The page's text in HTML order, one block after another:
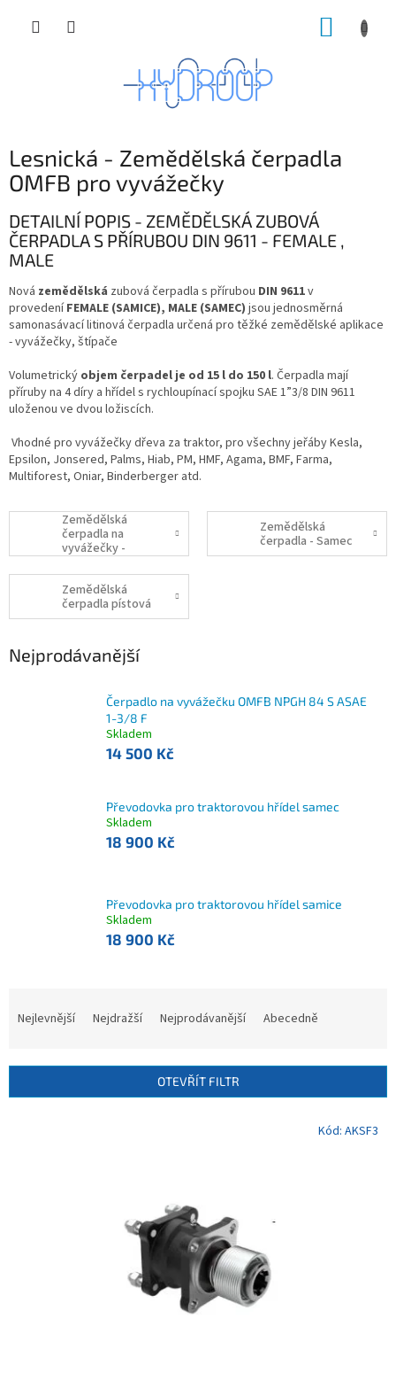
Lesnická - Zemědělská čerpadla
OMFB pro vyvážečky
DETAILNÍ POPIS - ZEMĚDĚLSKÁ ZUBOVÁ
ČERPADLA S PŘÍRUBOU DIN 9611 - FEMALE ,
MALE
Nová zemědělská zubová čerpadla s přírubou DIN 9611v
provedení FEMALE (SAMICE), MALE (SAMEC) jsou jednosměrná
samonasávací litinová čerpadla určená pro těžké zemědělské aplikace
- vyvážečky, štípače
Volumetrický objem čerpadel je od 15 l do 150 l. Čerpadla mají
příruby na 4 díry a hřídel s rychloupínací spojku SAE 1”3/8 DIN 9611
uloženou ve dvou ložiscích.
Vhodné pro vyvážečky dřeva za traktor, pro všechny jeřáby Kesla,
Epsilon, Jonsered, Palms, Hiab, PM, HMF, Agama, BMF, Farma,
Multiforest, Oniar, Binderberger atd.
Zemědělská
čerpadla na
vyvážečky -
Samice
Zemědělská
čerpadla - Samec
Zemědělská
čerpadla pístová
Nejprodávanější
Čerpadlo na vyvážečku OMFB NPGH 84 S ASAE
1-3/8 F
Skladem
14 500 Kč
Převodovka pro traktorovou hřídel samec
Skladem
18 900 Kč
Převodovka pro traktorovou hřídel samice
Skladem
18 900 Kč
í
Nejlevnější Nejdražší Nejprodávanější Abecedně
OTEVŘÍT FILTR
Kód: AKSF3